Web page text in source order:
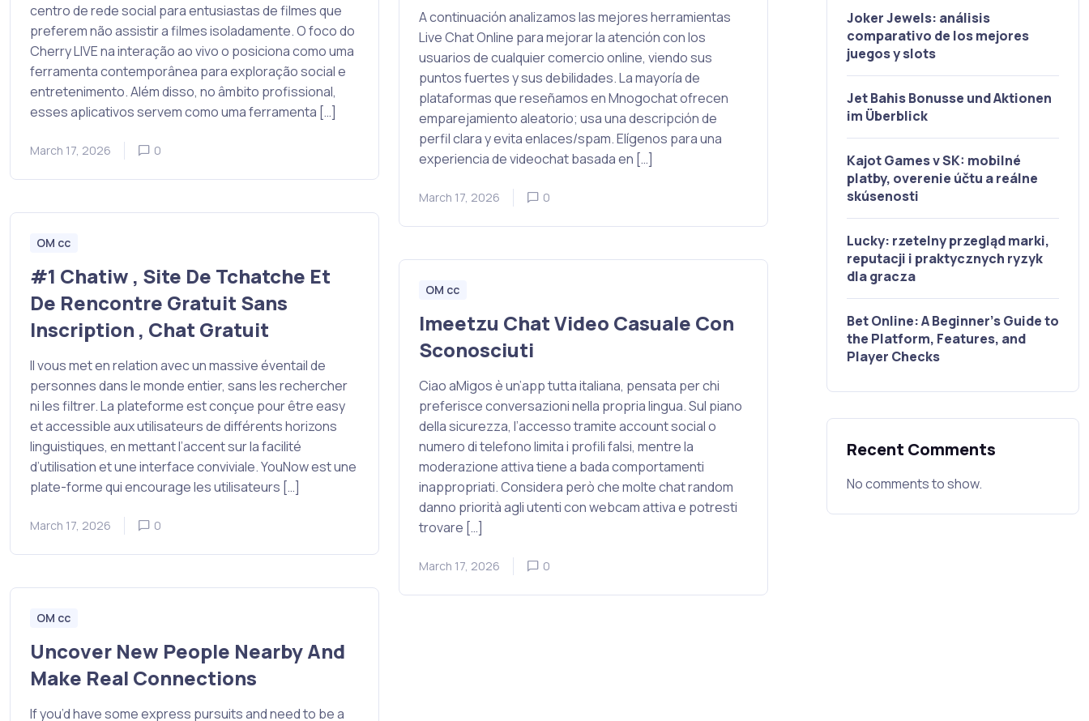
centro de rede social para entusiastas de filmes que
preferem não assistir a filmes isoladamente. O foco do
Cherry LIVE na interação ao vivo o posiciona como uma
ferramenta contemporânea para exploração social e
entretenimento. Além disso, no âmbito profissional,
esses aplicativos servem como uma ferramenta […]
March 17, 2026 0
A continuación analizamos las mejores herramientas
Live Chat Online para mejorar la atención con los
usuarios de cualquier comercio online, viendo sus
puntos fuertes y sus debilidades. La mayoría de
plataformas que reseñamos en Mnogochat ofrecen
emparejamiento aleatorio; usa una descripción de
perfil clara y evita enlaces/spam. Elígenos para una
experiencia de videochat basada en […]
March 17, 2026 0
OM cc
#1 Chatiw , Site De Tchatche Et
De Rencontre Gratuit Sans
Inscription , Chat Gratuit
Il vous met en relation avec un massive éventail de
personnes dans le monde entier, sans les rechercher
ni les filtrer. La plateforme est conçue pour être easy
et accessible aux utilisateurs de différents horizons
linguistiques, en mettant l’accent sur la facilité
d’utilisation et une interface conviviale. YouNow est une
plate-forme qui encourage les utilisateurs […]
March 17, 2026 0
OM cc
Imeetzu Chat Video Casuale Con
Sconosciuti
Ciao aMigos è un’app tutta italiana, pensata per chi
preferisce conversazioni nella propria lingua. Sul piano
della sicurezza, l’accesso tramite account social o
numero di telefono limita i profili falsi, mentre la
moderazione attiva tiene a bada comportamenti
inappropriati. Considera però che molte chat random
danno priorità agli utenti con webcam attiva e potresti
trovare […]
March 17, 2026 0
OM cc
Uncover New People Nearby And
Make Real Connections
If you’d have some express pursuits and need to be a
Joker Jewels: análisis
comparativo de los mejores
juegos y slots
Jet Bahis Bonusse und Aktionen
im Überblick
Kajot Games v SK: mobilné
platby, overenie účtu a reálne
skúsenosti
Lucky: rzetelny przegląd marki,
reputacji i praktycznych ryzyk
dla gracza
Bet Online: A Beginner’s Guide to
the Platform, Features, and
Player Checks
Recent Comments
No comments to show.